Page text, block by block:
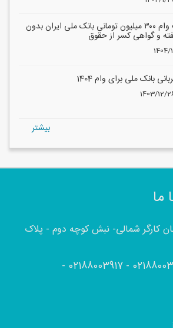
پرداخت وام ۳۰۰ میلیون تومانی بانک ملی ایران بدون
و گواهی کسر از حقوق
بانک ملی برای وام 1404
بيشتر
ما
کارگر شمالی- نبش کوچه دوم - پلاک
-
02188003917
-